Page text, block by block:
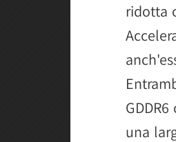
ridotta
una